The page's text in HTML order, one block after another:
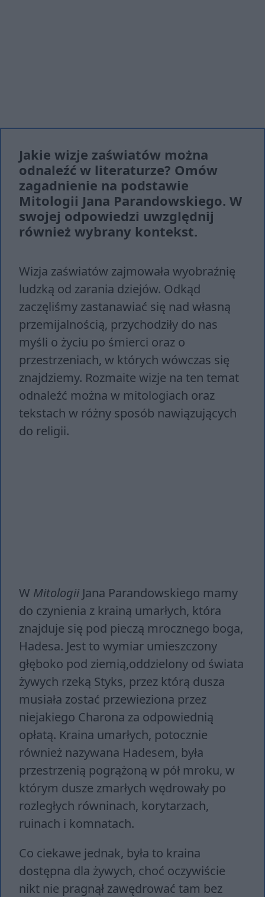
Jakie wizje zaświatów można
odnaleźć w literaturze? Omów
zagadnienie na podstawie
Mitologii Jana Parandowskiego. W
swojej odpowiedzi uwzględnij
również wybrany kontekst.
Wizja zaświatów zajmowała wyobraźnię
ludzką od zarania dziejów. Odkąd
zaczęliśmy zastanawiać się nad własną
przemijalnością, przychodziły do nas
myśli o życiu po śmierci oraz o
przestrzeniach, w których wówczas się
znajdziemy. Rozmaite wizje na ten temat
odnaleźć można w mitologiach oraz
tekstach w różny sposób nawiązujących
do religii.
W Mitologii Jana Parandowskiego mamy
do czynienia z krainą umarłych, która
znajduje się pod pieczą mrocznego boga,
Hadesa. Jest to wymiar umieszczony
głęboko pod ziemią,oddzielony od świata
żywych rzeką Styks, przez którą dusza
musiała zostać przewieziona przez
niejakiego Charona za odpowiednią
opłatą. Kraina umarłych, potocznie
również nazywana Hadesem, była
przestrzenią pogrążoną w pół mroku, w
którym dusze zmarłych wędrowały po
rozległych równinach, korytarzach,
ruinach i komnatach.
Co ciekawe jednak, była to kraina
dostępna dla żywych, choć oczywiście
nikt nie pragnął zawędrować tam bez